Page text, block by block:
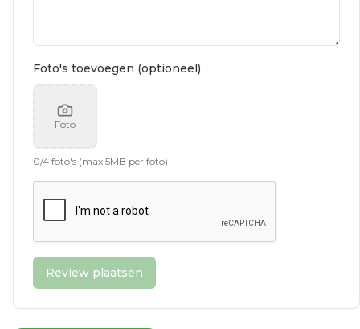
Foto's toevoegen (optioneel)
Foto
0/4 foto's (max 5MB per foto)
Review plaatsen